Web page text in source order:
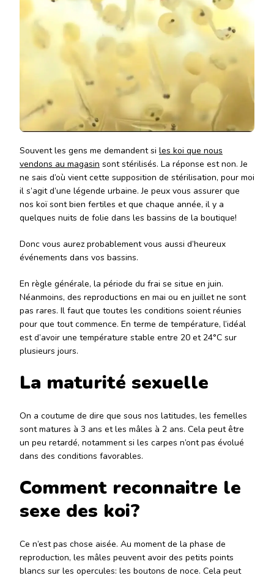
Souvent les gens me demandent si les koi que nous
vendons au magasin sont stérilisés. La réponse est non. Je
ne sais d’où vient cette supposition de stérilisation, pour moi
il s’agit d’une légende urbaine. Je peux vous assurer que
nos koï sont bien fertiles et que chaque année, il y a
quelques nuits de folie dans les bassins de la boutique!
Donc vous aurez probablement vous aussi d’heureux
événements dans vos bassins.
En règle générale, la période du frai se situe en juin.
Néanmoins, des reproductions en mai ou en juillet ne sont
pas rares. Il faut que toutes les conditions soient réunies
pour que tout commence. En terme de température, l’idéal
est d’avoir une température stable entre 20 et 24°C sur
plusieurs jours.
La maturité sexuelle
On a coutume de dire que sous nos latitudes, les femelles
sont matures à 3 ans et les mâles à 2 ans. Cela peut être
un peu retardé, notamment si les carpes n’ont pas évolué
dans des conditions favorables.
Comment reconnaitre le
sexe des koi?
Ce n’est pas chose aisée. Au moment de la phase de
reproduction, les mâles peuvent avoir des petits points
blancs sur les opercules: les boutons de noce. Cela peut